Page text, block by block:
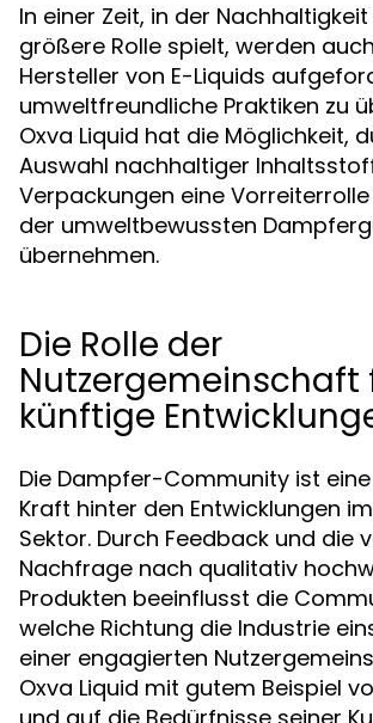
In einer Zeit, in der
größere Rolle spielt, werden
Hersteller von E-Liquids
umweltfreundliche Praktiken zu
Oxva Liquid hat die Möglichkeit,
Auswahl nachhaltiger
Verpackungen eine
der umweltbewussten
übernehmen.
Die Rolle der
Nutzergemeinschaft
künftige
Die Dampfer-Community ist
Kraft hinter den Entwicklungen
Sektor. Durch Feedback und die
Nachfrage nach qualitativ
Produkten beeinflusst die
welche Richtung die Industrie
einer engagierten
Oxva Liquid mit gutem Beispiel